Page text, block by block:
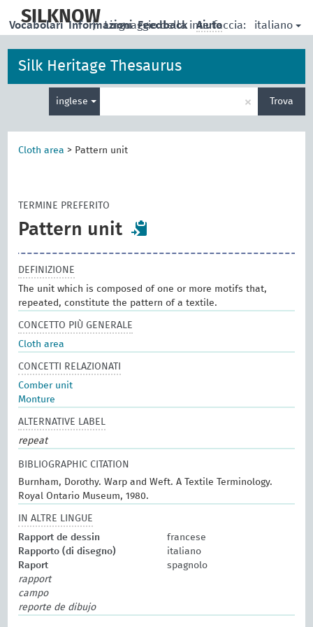
main
SILKNOW
| Linguaggio della interfaccia: italiano
Vocabolari Informazioni Feedback Aiuto
Silk Heritage Thesaurus
inglese
per
la
× Trova
Cloth area > Pattern unit
TERMINE PREFERITO
Pattern unit
DEFINIZIONE
The unit which is composed of one or more motifs that,
repeated, constitute the pattern of a textile.
CONCETTO PIÙ GENERALE
Cloth area
CONCETTI RELAZIONATI
Comber unit
Monture
ALTERNATIVE LABEL
repeat
BIBLIOGRAPHIC CITATION
Burnham, Dorothy. Warp and Weft. A Textile Terminology.
Royal Ontario Museum, 1980.
IN ALTRE LINGUE
Rapport de dessin
francese
Rapporto (di disegno)
italiano
Raport
spagnolo
rapport
campo
reporte de dibujo